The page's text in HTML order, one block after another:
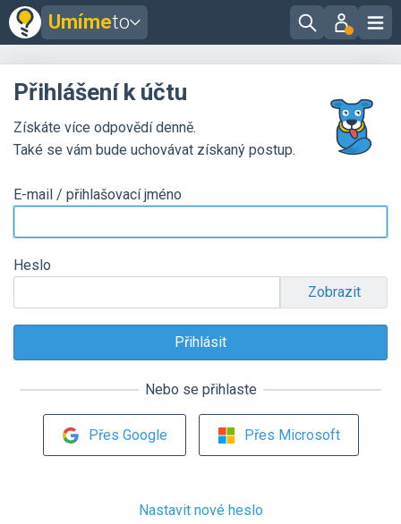
Umímeto
Přihlášení k účtu
Získáte více odpovědí denně.
Také se vám bude uchovávat získaný postup.
E-mail / přihlašovací jméno
Heslo
Zobrazit
Nebo se přihlaste
Přes Google Přes Microsoft
Nastavit nové heslo